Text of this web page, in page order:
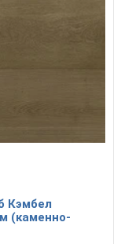
Кэмбел
(каменно-